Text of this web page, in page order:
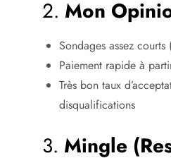
2. Mon
Sondages assez
Paiement rapide à
Très bon taux
disqualifications
3. Mingle